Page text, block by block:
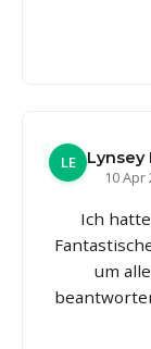
LE
Lynsey
10 Apr
Ich
um